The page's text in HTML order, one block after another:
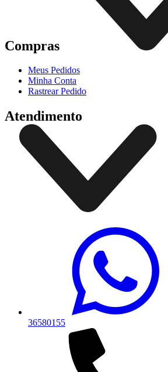
Compras
Meus Pedidos
Minha Conta
Rastrear Pedido
Atendimento
36580155